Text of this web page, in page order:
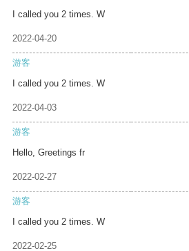
I called you 2 times. W
2022-04-20
游客
I called you 2 times. W
2022-04-03
游客
Hello, Greetings fr
2022-02-27
游客
I called you 2 times. W
2022-02-25